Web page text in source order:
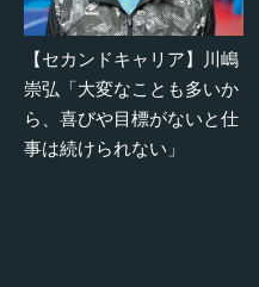
【セカンドキャリア】川嶋
崇弘「大変なことも多いか
ら、喜びや目標がないと仕
事は続けられない」